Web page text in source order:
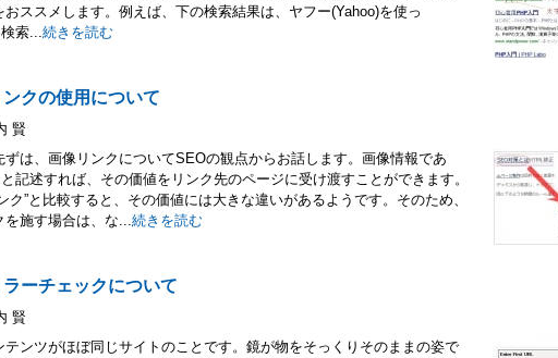
ススメします。例えば、下の検索結果は、ヤフー(Yahoo)を使っ
索...続きを読む
クの使用について
賢
は、画像リンクについてSEOの観点からお話します。画像情報であ
記述すれば、その価値をリンク先のページに受け渡すことができます。
ク”と比較すると、その価値には大きな違いがあるようです。そのため、
を施す場合は、な...続きを読む
ーチェックについて
賢
テンツがほぼ同じサイトのことです。鏡が物をそっくりそのままの姿で